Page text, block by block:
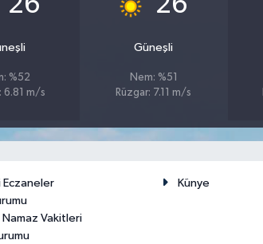
%52
6.81 m/s
Güneşli
Nem: %51
Rüzgar: 7.11 m/s
Vakitleri
Künye